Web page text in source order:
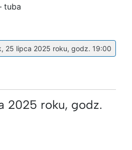
tuba
25 lipca 2025 roku, godz. 19:00
2025 roku, godz.